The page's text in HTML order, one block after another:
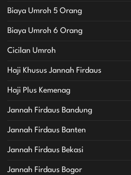
Biaya Umroh 5 Orang
Biaya Umroh 6 Orang
Cicilan Umroh
Haji Khusus Jannah Firdaus
Haji Plus Kemenag
Jannah Firdaus Bandung
Jannah Firdaus Banten
Jannah Firdaus Bekasi
Jannah Firdaus Bogor